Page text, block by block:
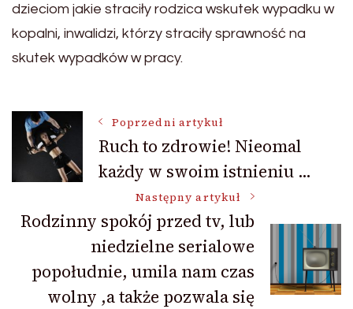
dzieciom jakie straciły rodzica wskutek wypadku w
kopalni, inwalidzi, którzy straciły sprawność na
skutek wypadków w pracy.
Nawigacja
wpisu
Poprzedni artykuł
Ruch to zdrowie! Nieomal
każdy w swoim istnieniu …
Następny artykuł
Rodzinny spokój przed tv, lub
niedzielne serialowe
popołudnie, umila nam czas
wolny ,a także pozwala się